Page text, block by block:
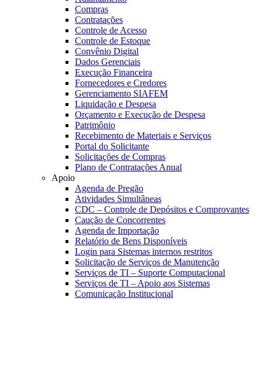
Compras
Contratações
Controle de Acesso
Controle de Estoque
Convênio Digital
Dados Gerenciais
Execução Financeira
Fornecedores e Credores
Gerenciamento SIAFEM
Liquidação e Despesa
Orçamento e Execução de Despesa
Patrimônio
Recebimento de Materiais e Serviços
Portal do Solicitante
Solicitações de Compras
Plano de Contratações Anual
Apoio
Agenda de Pregão
Atividades Simultâneas
CDC – Controle de Depósitos e Comprovantes
Caução de Concorrentes
Agenda de Importação
Relatório de Bens Disponíveis
Login para Sistemas internos restritos
Solicitação de Serviços de Manutenção
Serviços de TI – Suporte Computacional
Serviços de TI – Apoio aos Sistemas
Comunicação Institucional